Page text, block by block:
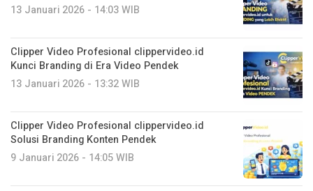
13 Januari 2026 - 14:03 WIB
Clipper Video Profesional clippervideo.id
Kunci Branding di Era Video Pendek
13 Januari 2026 - 13:32 WIB
Clipper Video Profesional clippervideo.id
Solusi Branding Konten Pendek
9 Januari 2026 - 14:05 WIB